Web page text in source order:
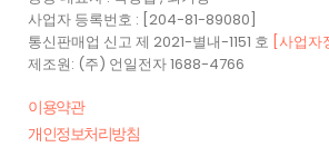
사업자 등록번호 : [204-81-89080]
통신판매업 신고 제 2021-별내-1151 호 [사업자
제조원: (주) 언일전자 1688-4766
이용약관
개인정보처리방침